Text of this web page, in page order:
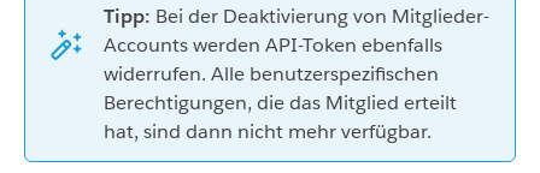
Tipp: Bei der Deaktivierung von Mitglieder-
Accounts werden API-Token ebenfalls
widerrufen. Alle benutzerspezifischen
Berechtigungen, die das Mitglied erteilt
hat, sind dann nicht mehr verfügbar.